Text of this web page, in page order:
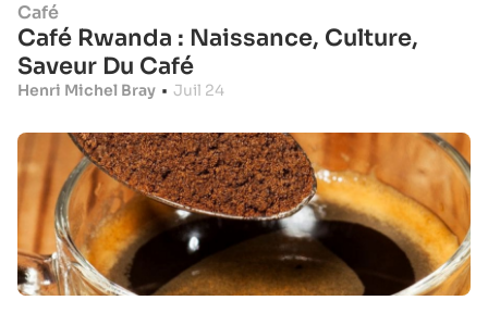
Café
Café Rwanda : Naissance, Culture,
Saveur Du Café
Henri Michel Bray • Juil 24